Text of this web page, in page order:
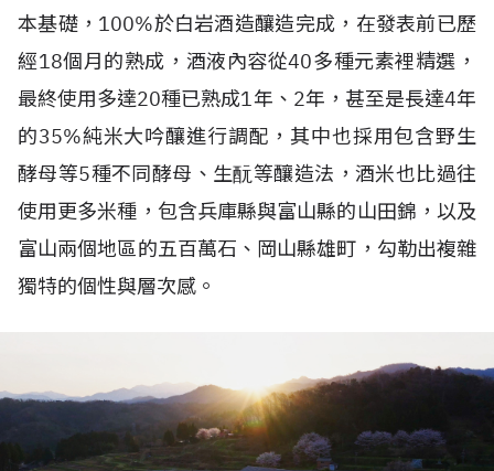
本基礎，100%於白岩酒造釀造完成，在發表前已歷
經18個月的熟成，酒液內容從40多種元素裡精選，
最終使用多達20種已熟成1年、2年，甚至是長達4年
的35%純米大吟釀進行調配，其中也採用包含野生
酵母等5種不同酵母、生酛等釀造法，酒米也比過往
使用更多米種，包含兵庫縣與富山縣的山田錦，以及
富山兩個地區的五百萬石、岡山縣雄町，勾勒出複雜
獨特的個性與層次感。